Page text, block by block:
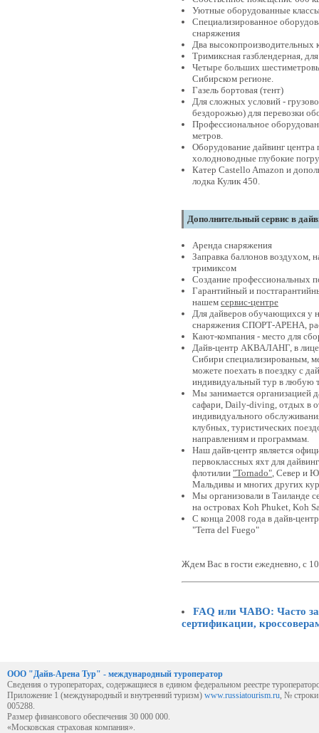
Уютные оборудованные
Специализированное
снаряжения
Два высокопроизводительных
Тримиксная газблендерная,
Четыре больших
Сибирском регионе.
Газель бортовая (тент)
Для сложных условий -
бездорожью) для перевозки
Профессиональное
метров.
Оборудование дайвинг центра
холодноводные глубокие
Катер Castello Amazon и
лодка Кулик 450.
Дополнительный сервис в
Аренда снаряжения
Заправка баллонов воздухом,
тримиксом
Создание профессиональных
Гарантийный и
нашем сервис-центре
Для дайверов обучающихся у
снаряжения СПОРТ-АРЕНА,
Кают-компания - место для
Дайв-центр АКВАЛАНГ, в лице
Сибири специализированым,
можете поехать в поездку с
индивидуальный тур в любую
Мы занимается организацией
сафари, Daily-diving, отдых в
индивидуального
клубных, туристических
направлениям и программам.
Наш дайв-центр является
первоклассных яхт для
флотилии "Tornado", Север и
Мальдивы и многих других
Мы организовали в Таиланде
на островах Koh Phuket, Koh
C конца 2008 года в дайв-
"Terra del Fuego"
Ждем Вас в гости ежедневно, с
FAQ или ЧАВО: Часто
сертификации,
ООО "Дайв-Арена Тур" - международный туроператор
Сведения о туроператорах, содержащиеся в едином федеральном реестре
Приложение 1 (международный и внутренний туризм) www.russiatourism.ru, №
005288.
Размер финансового обеспечения 30 000 000.
«Московская страховая компания».